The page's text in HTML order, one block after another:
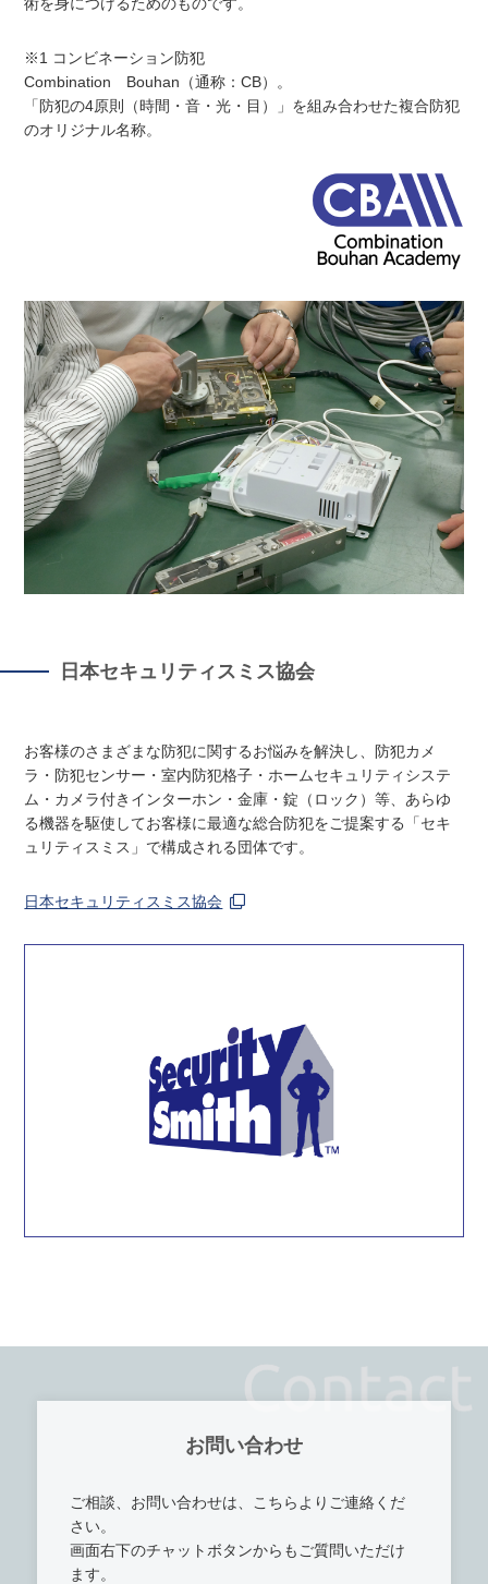
※1 コンビネーション防犯
Combination Bouhan（通称：CB）。
「防犯の4原則（時間・音・光・目）」を組み合わせた複合防犯
のオリジナル名称。
日本セキュリティスミス協会
お客様のさまざまな防犯に関するお悩みを解決し、防犯カメ
ラ・防犯センサー・室内防犯格子・ホームセキュリティシステ
ム・カメラ付きインターホン・金庫・錠（ロック）等、あらゆ
る機器を駆使してお客様に最適な総合防犯をご提案する「セキ
ュリティスミス」で構成される団体です。
日本セキュリティスミス協会
お問い合わせ
ご相談、お問い合わせは、こちらよりご連絡くだ
さい。
画面右下のチャットボタンからもご質問いただけ
ます。